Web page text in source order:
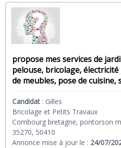
propose mes services de
pelouse, bricolage,
de meubles, pose de cuisine,
Candidat : Gilles
Bricolage et Petits Travaux
Combourg bretagne, pontorson
35270, 50410
Annonce mise à jour le : 24/07/